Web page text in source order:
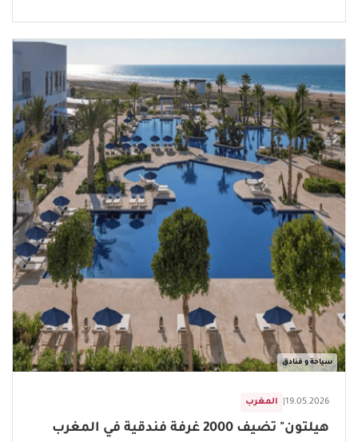
سياحة و فنادق
المغرب 19.05.2026
هيلتون" تضيف 2000 غرفة فندقية في المغرب